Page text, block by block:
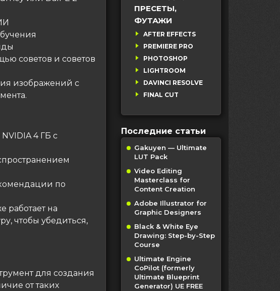
советов и советов
изображений с
4 ГБ с
по
работает на
чтобы убедиться,
для создания
от таких
ПРЕСЕТЫ,
ФУТАЖИ
AFTER EFFECTS
PREMIERE PRO
PHOTOSHOP
LIGHTROOM
DAVINCI RESOLVE
FINAL CUT
Последние статьи
Gakuyen — Ultimate
LUT Pack
Video Editing
Masterclass for
Content Creation
Adobe Illustrator for
Graphic Designers
Black & White Eye
Drawing: Step-by-Step
Course
Ultimate Engine
CoPilot (formerly
Ultimate Blueprint
Generator) UE FREE